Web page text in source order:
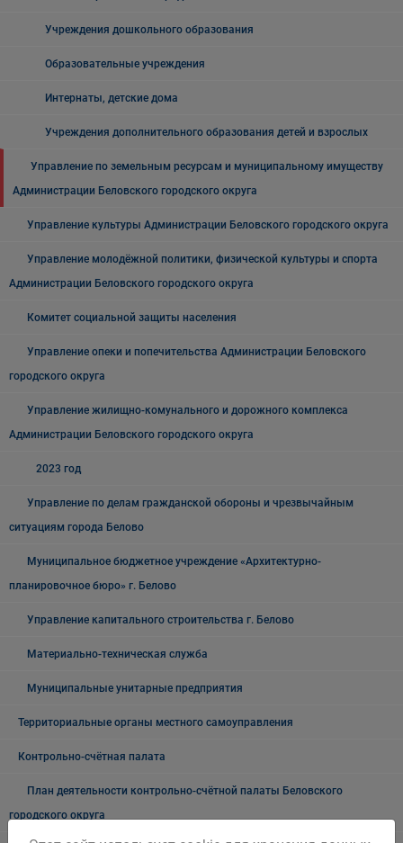
Учреждения дошкольного образования
Образовательные учреждения
Интернаты, детские дома
Учреждения дополнительного образования детей и взрослых
Управление по земельным ресурсам и муниципальному имуществу
Администрации Беловского городского округа
Управление культуры Администрации Беловского городского округа
Управление молодёжной политики, физической культуры и спорта
Администрации Беловского городского округа
Комитет социальной защиты населения
Управление опеки и попечительства Администрации Беловского
городского округа
Управление жилищно-комунального и дорожного комплекса
Администрации Беловского городского округа
2023 год
Управление по делам гражданской обороны и чрезвычайным
ситуациям города Белово
Муниципальное бюджетное учреждение «Архитектурно-
планировочное бюро» г. Белово
Управление капитального строительства г. Белово
Материально-техническая служба
Муниципальные унитарные предприятия
Территориальные органы местного самоуправления
Контрольно-счётная палата
План деятельности контрольно-счётной палаты Беловского
городского округа